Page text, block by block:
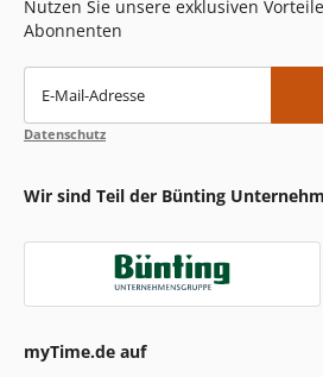
Nutzen Sie unsere exklusiven
Abonnenten
E-Mail-Adresse
Datenschutz
Wir sind Teil der Bünting
myTime.de auf